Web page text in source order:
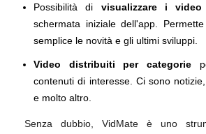
Possibilità di visualizzare i
schermata iniziale dell'app.
semplice le novità e gli ultimi sviluppi.
Video distribuiti per categorie
contenuti di interesse. Ci sono
e molto altro.
Senza dubbio, VidMate è uno